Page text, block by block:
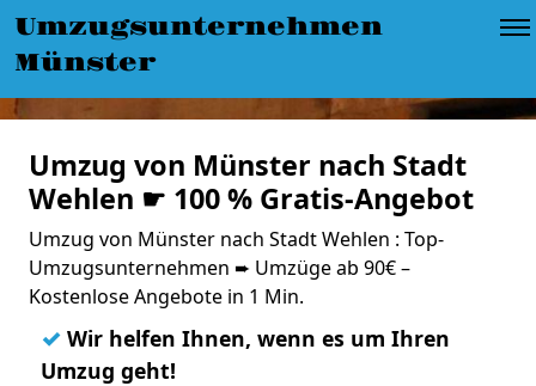
Umzugsunternehmen
Münster
Umzug von Münster nach Stadt
Wehlen ☛ 100 % Gratis-Angebot
Umzug von Münster nach Stadt Wehlen : Top-
Umzugsunternehmen ➨ Umzüge ab 90€ –
Kostenlose Angebote in 1 Min.
✓ Wir helfen Ihnen, wenn es um Ihren
Umzug geht!